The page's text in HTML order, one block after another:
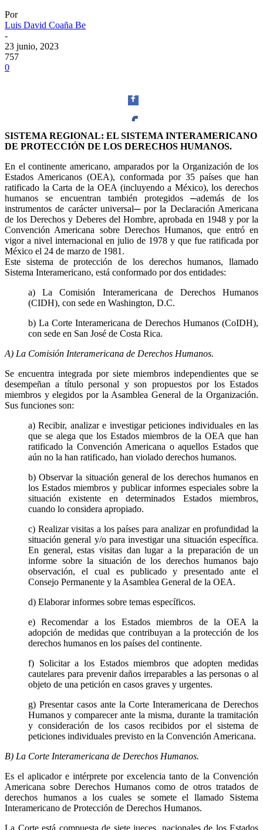
Por
Luis David Coaña Be
-
23 junio, 2023
757
0
Facebook
Twitter
Whatsapp
Linkedin
Telegram
SISTEMA REGIONAL: EL SISTEMA INTERAMERICANO
DE PROTECCIÓN DE LOS DERECHOS HUMANOS.
En el continente americano, amparados por la Organización de los
Estados Americanos (OEA), conformada por 35 países que han
ratificado la Carta de la OEA (incluyendo a México), los derechos
humanos se encuentran también protegidos ─además de los
instrumentos de carácter universal─ por la Declaración Americana
de los Derechos y Deberes del Hombre, aprobada en 1948 y por la
Convención Americana sobre Derechos Humanos, que entró en
vigor a nivel internacional en julio de 1978 y que fue ratificada por
México el 24 de marzo de 1981.
Este sistema de protección de los derechos humanos, llamado
Sistema Interamericano, está conformado por dos entidades:
a) La Comisión Interamericana de Derechos Humanos
(CIDH), con sede en Washington, D.C.
b) La Corte Interamericana de Derechos Humanos (CoIDH),
con sede en San José de Costa Rica.
A) La Comisión Interamericana de Derechos Humanos.
Se encuentra integrada por siete miembros independientes que se
desempeñan a título personal y son propuestos por los Estados
miembros y elegidos por la Asamblea General de la Organización.
Sus funciones son:
a) Recibir, analizar e investigar peticiones individuales en las
que se alega que los Estados miembros de la OEA que han
ratificado la Convención Americana o aquellos Estados que
aún no la han ratificado, han violado derechos humanos.
b) Observar la situación general de los derechos humanos en
los Estados miembros y publicar informes especiales sobre la
situación existente en determinados Estados miembros,
cuando lo considera apropiado.
c) Realizar visitas a los países para analizar en profundidad la
situación general y/o para investigar una situación específica.
En general, estas visitas dan lugar a la preparación de un
informe sobre la situación de los derechos humanos bajo
observación, el cual es publicado y presentado ante el
Consejo Permanente y la Asamblea General de la OEA.
d) Elaborar informes sobre temas específicos.
e) Recomendar a los Estados miembros de la OEA la
adopción de medidas que contribuyan a la protección de los
derechos humanos en los países del continente.
f) Solicitar a los Estados miembros que adopten medidas
cautelares para prevenir daños irreparables a las personas o al
objeto de una petición en casos graves y urgentes.
g) Presentar casos ante la Corte Interamericana de Derechos
Humanos y comparecer ante la misma, durante la tramitación
y consideración de los casos recibidos por el sistema de
peticiones individuales previsto en la Convención Americana.
B) La Corte Interamericana de Derechos Humanos.
Es el aplicador e intérprete por excelencia tanto de la Convención
Americana sobre Derechos Humanos como de otros tratados de
derechos humanos a los cuales se somete el llamado Sistema
Interamericano de Protección de Derechos Humanos.
La Corte está compuesta de siete jueces, nacionales de los Estados